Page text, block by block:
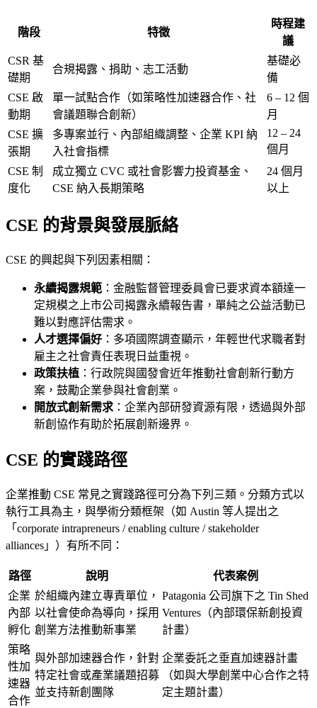
階段 特徵
時程建
議
CSR 基
礎期
合規揭露、捐助、志工活動
基礎必
備
CSE 啟
動期
單一試點合作（如策略性加速器合作、社
會議題聯合創新）
6 – 12 個
月
CSE 擴
張期
多專案並行、內部組織調整、企業 KPI 納
入社會指標
12 – 24
個月
CSE 制
度化
成立獨立 CVC 或社會影響力投資基金、
CSE 納入長期策略
24 個月
以上
CSE 的背景與發展脈絡
CSE 的興起與下列因素相關：
永續揭露規範 ：金融監督管理委員會已要求資本額達一
定規模之上市公司揭露永續報告書，單純之公益活動已
難以對應評估需求。
人才選擇偏好 ：多項國際調查顯示，年輕世代求職者對
雇主之社會責任表現日益重視。
政策扶植 ：行政院與國發會近年推動社會創新行動方
案，鼓勵企業參與社會創業。
開放式創新需求 ：企業內部研發資源有限，透過與外部
新創協作有助於拓展創新邊界。
CSE 的實踐路徑
企業推動 CSE 常見之實踐路徑可分為下列三類。分類方式以
執行工具為主，與學術分類框架（如 Austin 等人提出之
「corporate intrapreneurs / enabling culture / stakeholder
alliances」）有所不同：
路徑 說明
代表案例
企業
內部
孵化
於組織內建立專責單位，
以社會使命為導向，採用
創業方法推動新事業
Patagonia 公司旗下之 Tin Shed
Ventures（內部環保新創投資
計畫）
策略
性加
速器
合作
與外部加速器合作，針對
特定社會或產業議題招募
並支持新創團隊
企業委託之垂直加速器計畫
（如與大學創業中心合作之特
定主題計畫）